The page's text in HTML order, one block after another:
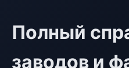
Полный
заводов и